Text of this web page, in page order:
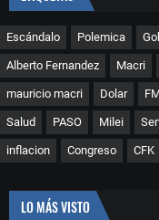
Escándalo Polemica
Alberto Fernandez Macri
mauricio macri Dolar
Salud PASO Milei
inflacion Congreso CFK
LO MÁS VISTO